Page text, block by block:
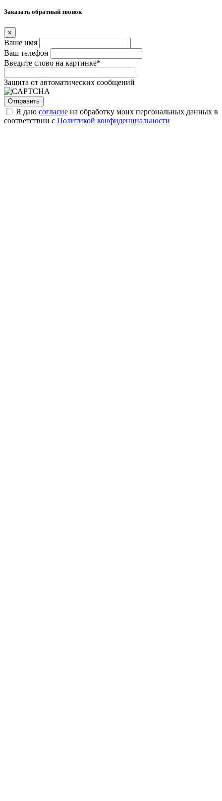
Заказать обратный звонок
×
Ваше имя
Ваш телефон
Введите слово на картинке*
Защита от автоматических сообщений
Я даю согласие на обработку моих персональных данных в
соответствии с Политикой конфиденциальности